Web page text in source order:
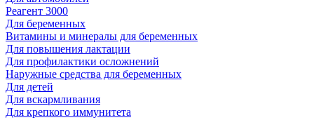
Реагент 3000
Для беременных
Витамины и минералы для беременных
Для повышения лактации
Для профилактики осложнений
Наружные средства для беременных
Для детей
Для вскармливания
Для крепкого иммунитета